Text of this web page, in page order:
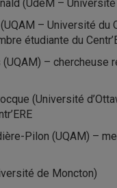
(UdeM –
– Université du
étudiante du
– chercheuse
(Université
Pilon (UQAM) –
de Moncton)